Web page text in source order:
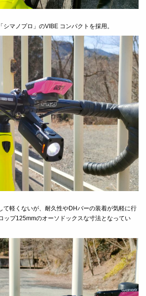
マノプロ」のVIBE コンパクトを採用。
て軽くないが、耐久性やDHバーの装着が気軽に行
ップ125mmのオーソドックスな寸法となってい